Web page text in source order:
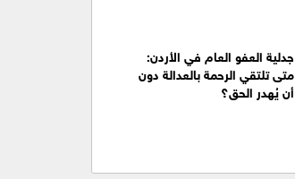
جدلية العفو العام في الأردن:
متى تلتقي الرحمة بالعدالة دون
أن يُهدر الحق؟